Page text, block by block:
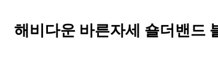
해비다운 바른자세 숄더밴드